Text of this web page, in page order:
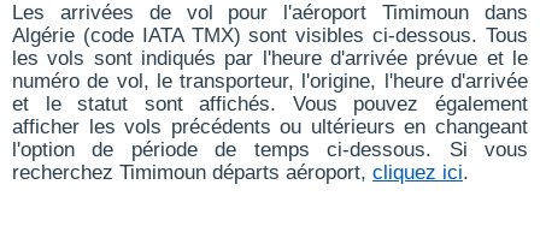
Les arrivées de vol pour l'aéroport Timimoun dans
Algérie (code IATA TMX) sont visibles ci-dessous. Tous
les vols sont indiqués par l'heure d'arrivée prévue et le
numéro de vol, le transporteur, l'origine, l'heure d'arrivée
et le statut sont affichés. Vous pouvez également
afficher les vols précédents ou ultérieurs en changeant
l'option de période de temps ci-dessous. Si vous
recherchez Timimoun départs aéroport, cliquez ici.